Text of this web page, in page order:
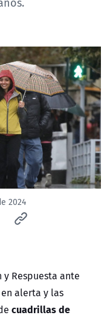
2024
Respuesta ante
alerta y las
cuadrillas de